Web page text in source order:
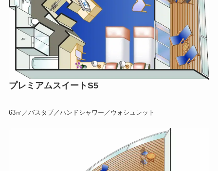
プレミアムスイートS5
63㎡／バスタブ／ハンドシャワー／ウォシュレット